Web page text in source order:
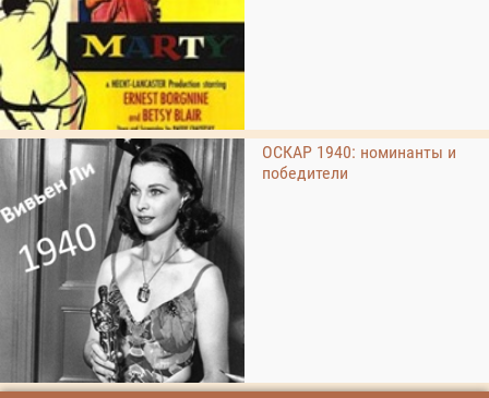
ОСКАР 1940: номинанты и
победители